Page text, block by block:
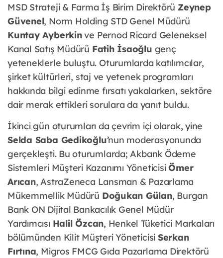
MSD Strateji & Farma İş Birim Direktörü Zeynep
Güvenel, Norm Holding STD Genel Müdürü
Kuntay Ayberkinve Pernod Ricard Geleneksel
Kanal Satış Müdürü Fatih İsaoğlu genç
yeteneklerle buluştu. Oturumlarda katılımcılar,
şirket kültürleri, staj ve yetenek programları
hakkında bilgi edinme fırsatı yakalarken, sektöre
dair merak ettikleri sorulara da yanıt buldu.
İkinci gün oturumları da çevrim içi olarak, yine
Selda Saba Gedikoğlu’nun moderasyonunda
gerçekleşti. Bu oturumlarda; Akbank Ödeme
Sistemleri Müşteri Kazanımı YöneticisiÖmer
Arıcan, AstraZeneca Lansman & Pazarlama
Mükemmellik Müdürü Doğukan Gülan, Burgan
Bank ON Dijital Bankacılık Genel Müdür
Yardımcısı Halil Özcan, Henkel Tüketici Markaları
bölümünden Kilit Müşteri Yöneticisi Serkan
Fırtına, Migros FMCG Gıda Pazarlama Direktörü